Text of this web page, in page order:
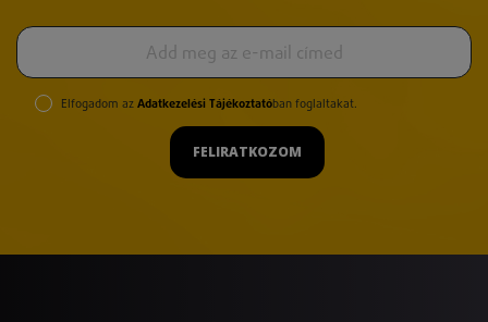
Elfogadom az Adatkezelési Tájékoztatóban foglaltakat.
FELIRATKOZOM